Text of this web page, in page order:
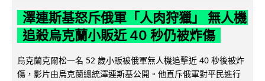
澤連斯基怒斥俄軍「人肉狩獵」 無人機
追殺烏克蘭小販近 40 秒仍被炸傷
烏克蘭克爾松一名 52 歲小販被俄軍無人機追擊近 40 秒後被炸
傷，影片由烏克蘭總統澤連斯基公開。他直斥俄軍對平民進行